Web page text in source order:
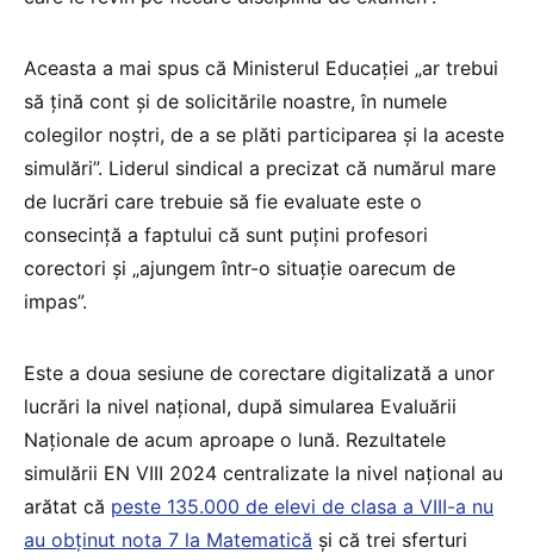
Aceasta a mai spus că Ministerul Educației „ar trebui
să țină cont și de solicitările noastre, în numele
colegilor noștri, de a se plăti participarea și la aceste
simulări”. Liderul sindical a precizat că numărul mare
de lucrări care trebuie să fie evaluate este o
consecință a faptului că sunt puțini profesori
corectori și „ajungem într-o situație oarecum de
impas”.
Este a doua sesiune de corectare digitalizată a unor
lucrări la nivel național, după simularea Evaluării
Naționale de acum aproape o lună. Rezultatele
simulării EN VIII 2024 centralizate la nivel național au
arătat că peste 135.000 de elevi de clasa a VIII-a nu
au obținut nota 7 la Matematică și că trei sferturi